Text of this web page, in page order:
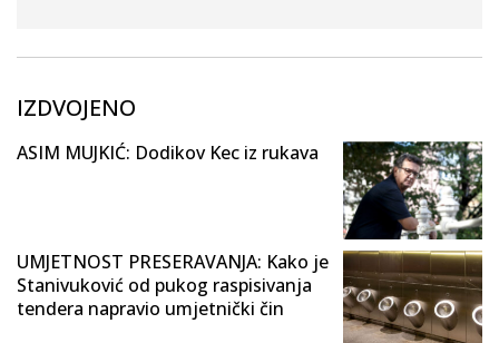
IZDVOJENO
ASIM MUJKIĆ: Dodikov Kec iz rukava
UMJETNOST PRESERAVANJA: Kako je
Stanivuković od pukog raspisivanja
tendera napravio umjetnički čin